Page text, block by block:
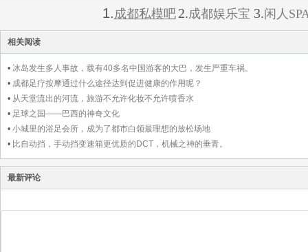
1.成都私模吧 2.成都娱乐宝 3.闲人
相关阅读
• 冰岛发生多人事故，载有40多名中国游客的大巴，发生严重车祸。
• 成都足疗按摩通过什么途径达到促进健康的作用呢？
• 从天堂流出的河流，旅游不允许化妆不允许喷香水
• 足球之国——巴西的神奇文化
• 小城里的浴足会所，成为了都市白领最理想的放松场地
• 比自动挡，手动挡变速箱更优质的DCT，机械之神的垂青。
最新评论